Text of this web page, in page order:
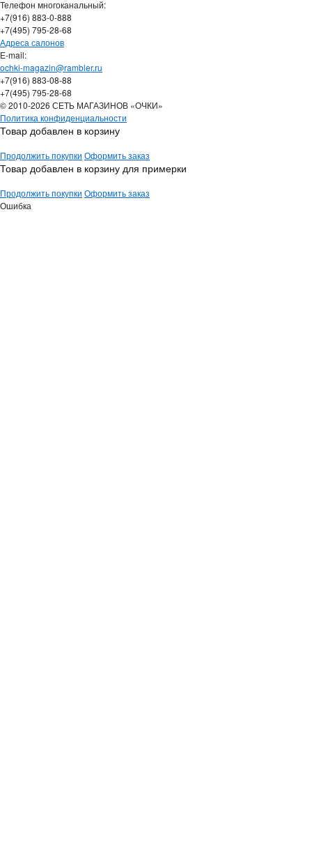
Телефон многоканальный:
+7(916) 883-0-888
+7(495) 795-28-68
Адреса салонов
Е-mail:
ochki-magazin@rambler.ru
+7(916) 883-08-88
+7(495) 795-28-68
© 2010-2026 СЕТЬ МАГАЗИНОВ «ОЧКИ»
Политика конфиденциальности
Товар добавлен в корзину
Продолжить покупки Оформить заказ
Товар добавлен в корзину для примерки
Продолжить покупки Оформить заказ
Ошибка